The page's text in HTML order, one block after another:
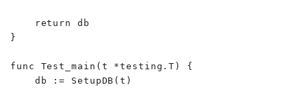
    return db
}
func Test_main(t *testing.T) {
    db := SetupDB(t)